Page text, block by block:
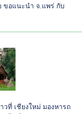
ขอแนะนำ จ.แพร่ กับ
วที่ เชียงใหม่ มองหารถ